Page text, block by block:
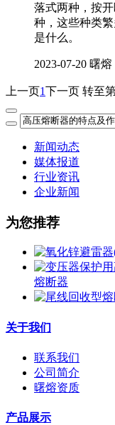
落式两种，按
种，这些种类
是什么。
2023-07-20 曙熔
上一页1下一页 转至
新闻动态
媒体报道
行业资讯
企业新闻
为您推荐
熔断器
关于我们
联系我们
公司简介
曙熔资质
产品展示